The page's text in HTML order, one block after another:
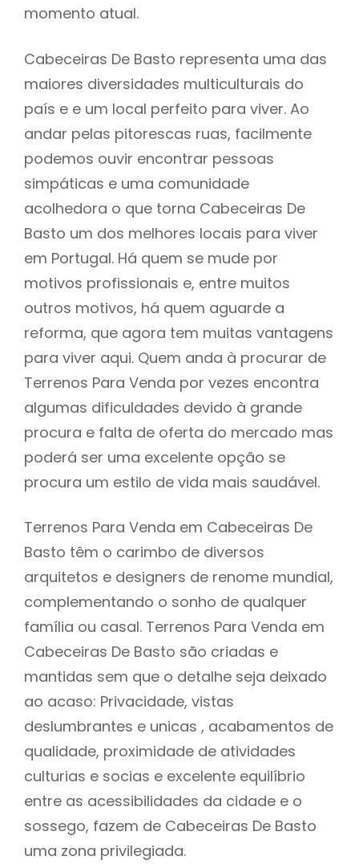
momento atual.
Cabeceiras De Basto representa uma das
maiores diversidades multiculturais do
país e e um local perfeito para viver. Ao
andar pelas pitorescas ruas, facilmente
podemos ouvir encontrar pessoas
simpáticas e uma comunidade
acolhedora o que torna Cabeceiras De
Basto um dos melhores locais para viver
em Portugal. Há quem se mude por
motivos profissionais e, entre muitos
outros motivos, há quem aguarde a
reforma, que agora tem muitas vantagens
para viver aqui. Quem anda à procurar de
Terrenos Para Venda por vezes encontra
algumas dificuldades devido à grande
procura e falta de oferta do mercado mas
poderá ser uma excelente opção se
procura um estilo de vida mais saudável.
Terrenos Para Venda em Cabeceiras De
Basto têm o carimbo de diversos
arquitetos e designers de renome mundial,
complementando o sonho de qualquer
família ou casal. Terrenos Para Venda em
Cabeceiras De Basto são criadas e
mantidas sem que o detalhe seja deixado
ao acaso: Privacidade, vistas
deslumbrantes e unicas , acabamentos de
qualidade, proximidade de atividades
culturias e socias e excelente equilíbrio
entre as acessibilidades da cidade e o
sossego, fazem de Cabeceiras De Basto
uma zona privilegiada.